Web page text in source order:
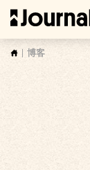
内
加入候补名单
博客